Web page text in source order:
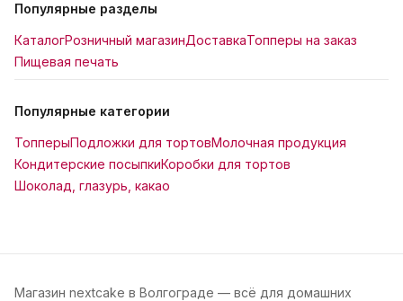
Популярные разделы
КаталогРозничный магазинДоставкаТопперы на заказ
Пищевая печать
Популярные категории
ТопперыПодложки для тортовМолочная продукция
Кондитерские посыпкиКоробки для тортов
Шоколад, глазурь, какао
Магазин nextcake в Волгограде — всё для домашних